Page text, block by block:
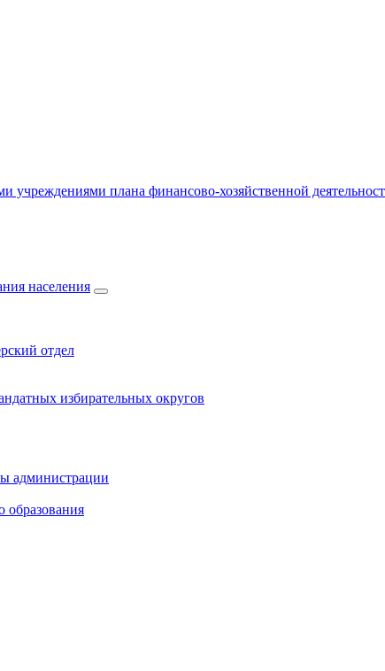
плана финансово-хозяйственной
населения
отдел
избирательных округов
администрации
образования